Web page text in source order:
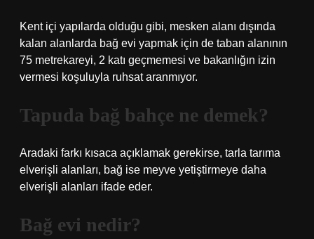
Kent içi yapılarda olduğu gibi, mesken alanı dışında
kalan alanlarda bağ evi yapmak için de taban alanının
75 metrekareyi, 2 katı geçmemesi ve bakanlığın izin
vermesi koşuluyla ruhsat aranmıyor.
Tapuda bağ bahçe ne demek?
Aradaki farkı kısaca açıklamak gerekirse, tarla tarıma
elverişli alanları, bağ ise meyve yetiştirmeye daha
elverişli alanları ifade eder.
Bağ evi nedir?